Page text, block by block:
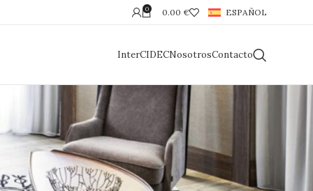
0 0.00 € ESPAÑOL
InterCIDECNosotrosContacto